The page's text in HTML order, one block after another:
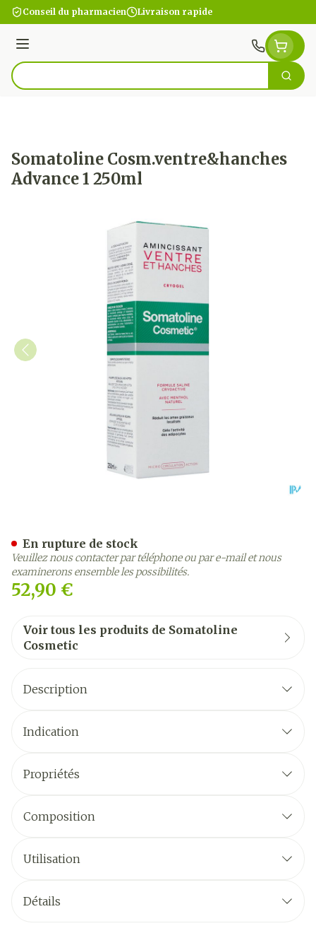
Aller au contenu
Conseil du pharmacien Livraison rapide
Menu
Rechercher
Somatoline Cosm.ventre&hanches
Advance 1 250ml
52,90 €
En rupture de stock
Veuillez nous contacter par téléphone ou par e-mail et nous
examinerons ensemble les possibilités.
Voir tous les produits de Somatoline
Cosmetic
Description
Indication
Propriétés
Composition
Utilisation
Détails